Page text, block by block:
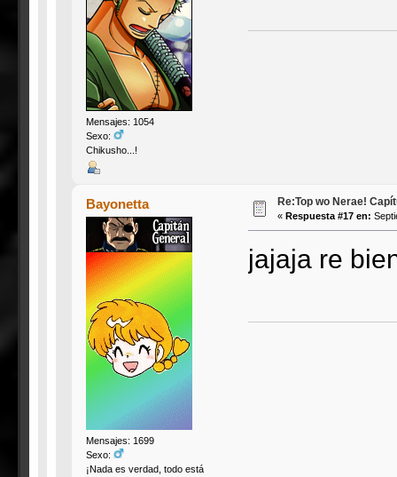
Mensajes: 1054
Sexo:
Chikusho...!
Bayonetta
Mensajes: 1699
Sexo:
¡Nada es verdad, todo está
Re:Top wo Nerae!
« Respuesta #17 en:
jajaja re